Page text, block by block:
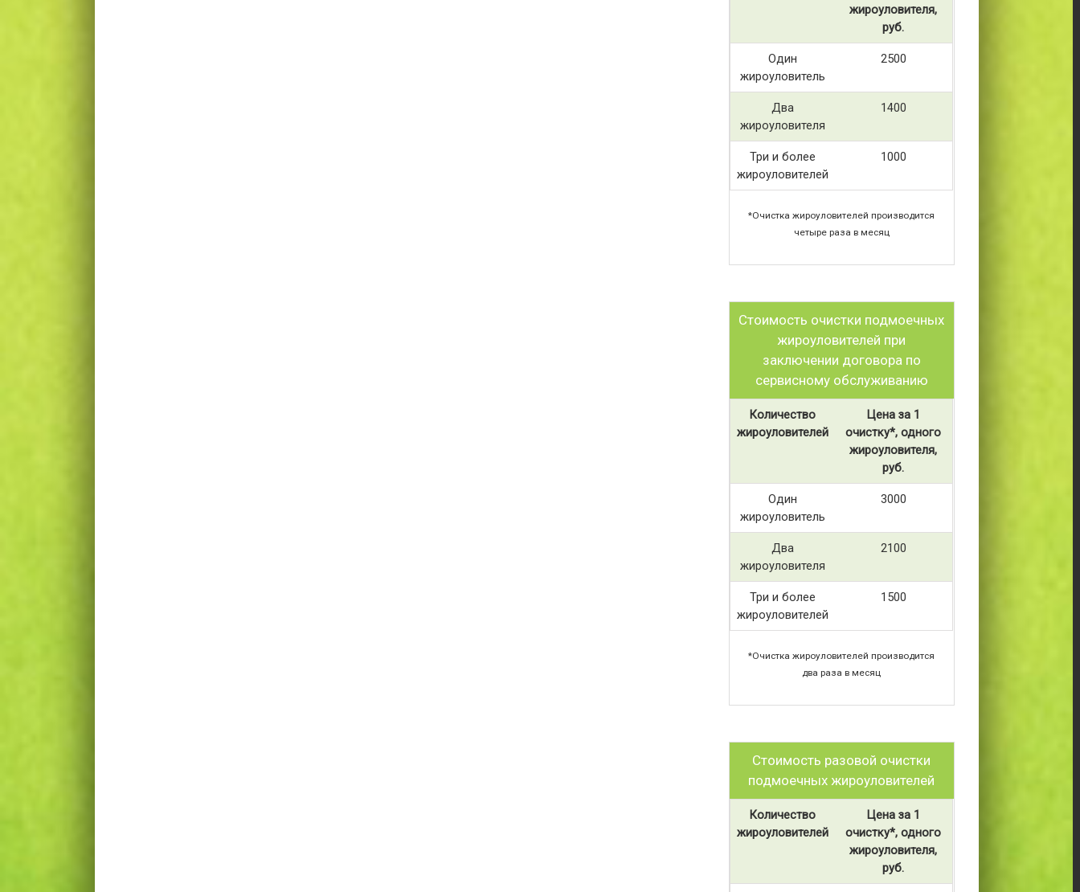
жироуловителя,
руб.
Один
жироуловитель
2500
Два
жироуловителя
1400
Три и более
жироуловителей
1000
*Очистка жироуловителей производится
четыре раза в месяц
Стоимость очистки подмоечных
жироуловителей при
заключении договора по
сервисному обслуживанию
Количество
жироуловителей
Цена за 1
очистку*, одного
жироуловителя,
руб.
Один
жироуловитель
3000
Два
жироуловителя
2100
Три и более
жироуловителей
1500
*Очистка жироуловителей производится
два раза в месяц
Стоимость разовой очистки
подмоечных жироуловителей
Количество
жироуловителей
Цена за 1
очистку*, одного
жироуловителя,
руб.